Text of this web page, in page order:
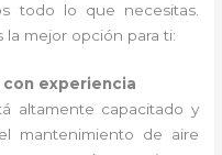
todo lo que necesitas.
mejor opción para ti:
experiencia
altamente capacitado y
mantenimiento de aire